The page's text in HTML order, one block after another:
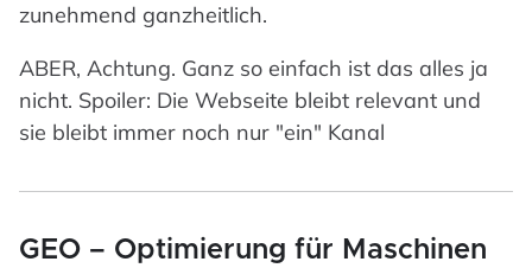
zunehmend ganzheitlich.
ABER, Achtung. Ganz so einfach ist das alles ja
nicht. Spoiler: Die Webseite bleibt relevant und
sie bleibt immer noch nur "ein" Kanal
GEO – Optimierung für Maschinen